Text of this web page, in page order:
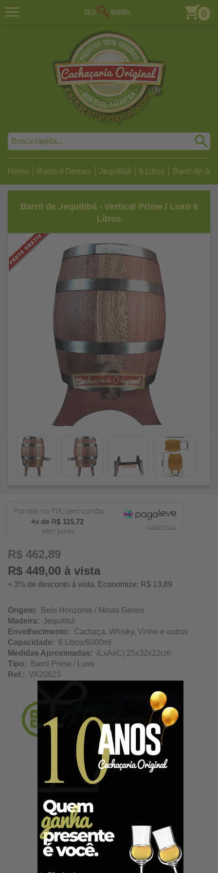
0
Home Barris e Dornas Jequitibá 6 Litros Barril de
Barril de Jequitibá - Vertical Prime / Luxo 6
Litros
115,72
R$ 462,89
R$ 449,00 à vista
+ 3% de desconto á vista. Economize: R$ 13,89
Origem: Belo Horizonte / Minas Gerais
Madeira: Jequitibá
Envelhecimento: Cachaça, Whisky, Vinho e outros
Capacidade: 6 Litros/6000ml
Medidas Aproximadas: (LxAxC) 25x32x22cm
Tipo: Barril Prime / Luxo
Ref.: VA20623
Adicionar ao Carrinho